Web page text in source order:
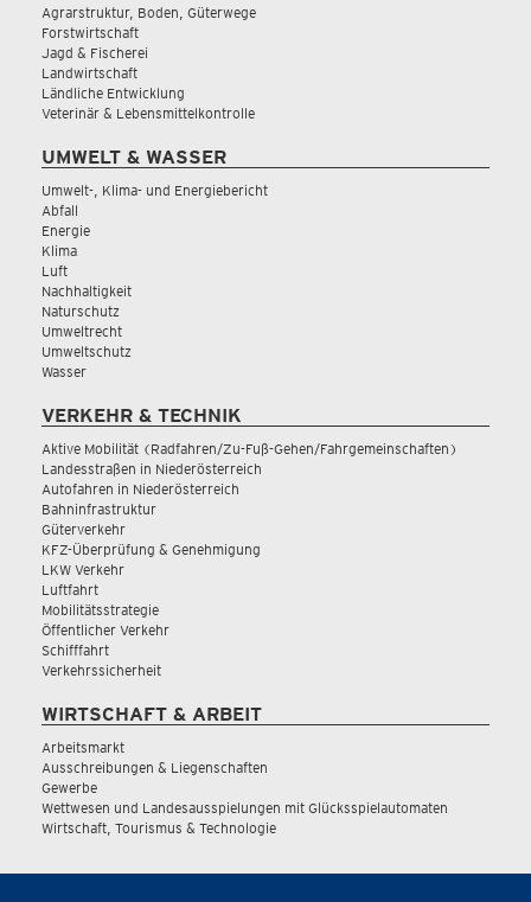
Agrarstruktur, Boden, Güterwege
Forstwirtschaft
Jagd & Fischerei
Landwirtschaft
Ländliche Entwicklung
Veterinär & Lebensmittelkontrolle
UMWELT & WASSER
Umwelt-, Klima- und Energiebericht
Abfall
Energie
Klima
Luft
Nachhaltigkeit
Naturschutz
Umweltrecht
Umweltschutz
Wasser
VERKEHR & TECHNIK
Aktive Mobilität (Radfahren/Zu-Fuß-Gehen/Fahrgemeinschaften)
Landesstraßen in Niederösterreich
Autofahren in Niederösterreich
Bahninfrastruktur
Güterverkehr
KFZ-Überprüfung & Genehmigung
LKW Verkehr
Luftfahrt
Mobilitätsstrategie
Öffentlicher Verkehr
Schifffahrt
Verkehrssicherheit
WIRTSCHAFT & ARBEIT
Arbeitsmarkt
Ausschreibungen & Liegenschaften
Gewerbe
Wettwesen und Landesausspielungen mit Glücksspielautomaten
Wirtschaft, Tourismus & Technologie